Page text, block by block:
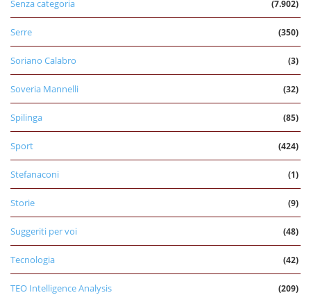
Senza categoria (7.902)
Serre (350)
Soriano Calabro (3)
Soveria Mannelli (32)
Spilinga (85)
Sport (424)
Stefanaconi (1)
Storie (9)
Suggeriti per voi (48)
Tecnologia (42)
TEO Intelligence Analysis (209)